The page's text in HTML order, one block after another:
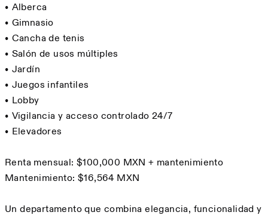
•⁠ ⁠Alberca
•⁠ ⁠Gimnasio
•⁠ ⁠Cancha de tenis
•⁠ ⁠Salón de usos múltiples
•⁠ ⁠Jardín
•⁠ ⁠Juegos infantiles
•⁠ ⁠Lobby
•⁠ ⁠Vigilancia y acceso controlado 24/7
•⁠ ⁠Elevadores
Renta mensual: $100,000 MXN + mantenimiento
Mantenimiento: $16,564 MXN
Un departamento que combina elegancia, funcionalidad y